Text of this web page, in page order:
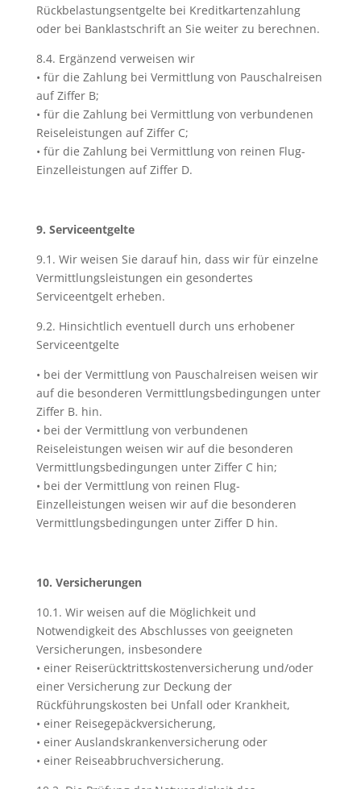
Rückbelastungsentgelte bei Kreditkartenzahlung
oder bei Banklastschrift an Sie weiter zu berechnen.
8.4. Ergänzend verweisen wir
• für die Zahlung bei Vermittlung von Pauschalreisen
auf Ziffer B;
• für die Zahlung bei Vermittlung von verbundenen
Reiseleistungen auf Ziffer C;
• für die Zahlung bei Vermittlung von reinen Flug-
Einzelleistungen auf Ziffer D.
9. Serviceentgelte
9.1. Wir weisen Sie darauf hin, dass wir für einzelne
Vermittlungsleistungen ein gesondertes
Serviceentgelt erheben.
9.2. Hinsichtlich eventuell durch uns erhobener
Serviceentgelte
• bei der Vermittlung von Pauschalreisen weisen wir
auf die besonderen Vermittlungsbedingungen unter
Ziffer B. hin.
• bei der Vermittlung von verbundenen
Reiseleistungen weisen wir auf die besonderen
Vermittlungsbedingungen unter Ziffer C hin;
• bei der Vermittlung von reinen Flug-
Einzelleistungen weisen wir auf die besonderen
Vermittlungsbedingungen unter Ziffer D hin.
10. Versicherungen
10.1. Wir weisen auf die Möglichkeit und
Notwendigkeit des Abschlusses von geeigneten
Versicherungen, insbesondere
• einer Reiserücktrittskostenversicherung und/oder
einer Versicherung zur Deckung der
Rückführungskosten bei Unfall oder Krankheit,
• einer Reisegepäckversicherung,
• einer Auslandskrankenversicherung oder
• einer Reiseabbruchversicherung.